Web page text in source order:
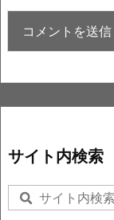
サイト内検索